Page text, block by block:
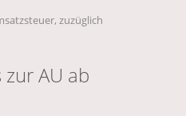
zuzüglich
AU ab